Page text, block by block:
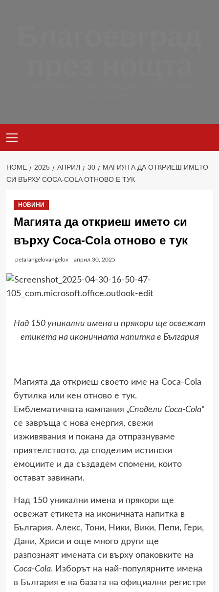
Menu
HOME 2025 АПРИЛ 30
МАГИЯТА ДА ОТКРИЕШ ИМЕТО
СИ ВЪРХУ COCA-COLA ОТНОВО Е ТУК
НОВИНИ
Магията да откриеш името си
върху Coca-Cola отново е тук
petarangelovangelov април 30, 2025
Над 150 уникални имена и прякори ще освежат
етикета на иконичната напитка в България
Магията да откриеш своето име на Coca-Cola
бутилка или кен отново е тук.
Емблематичната кампания „Сподели Coca-Cola“
се завръща с нова енергия, свежи
изживявания и покана да отпразнуваме
приятелството, да споделим истински
емоциите и да създадем спомени, които
остават завинаги.
Над 150 уникални имена и прякори ще
освежат етикета на иконичната напитка в
България. Алекс, Тони, Ники, Вики, Пепи, Гери,
Дани, Хриси и още много други ще
разпознаят имената си върху опаковките на
Coca-Cola. Изборът на най-популярните имена
в България е на базата на официални регистри